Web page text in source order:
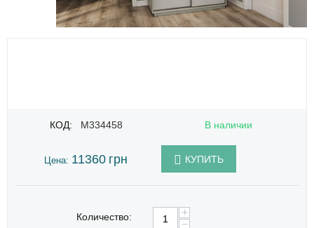
КОД: M334458 В наличии
Цена: 11360 грн КУПИТЬ
Количество:
+
−